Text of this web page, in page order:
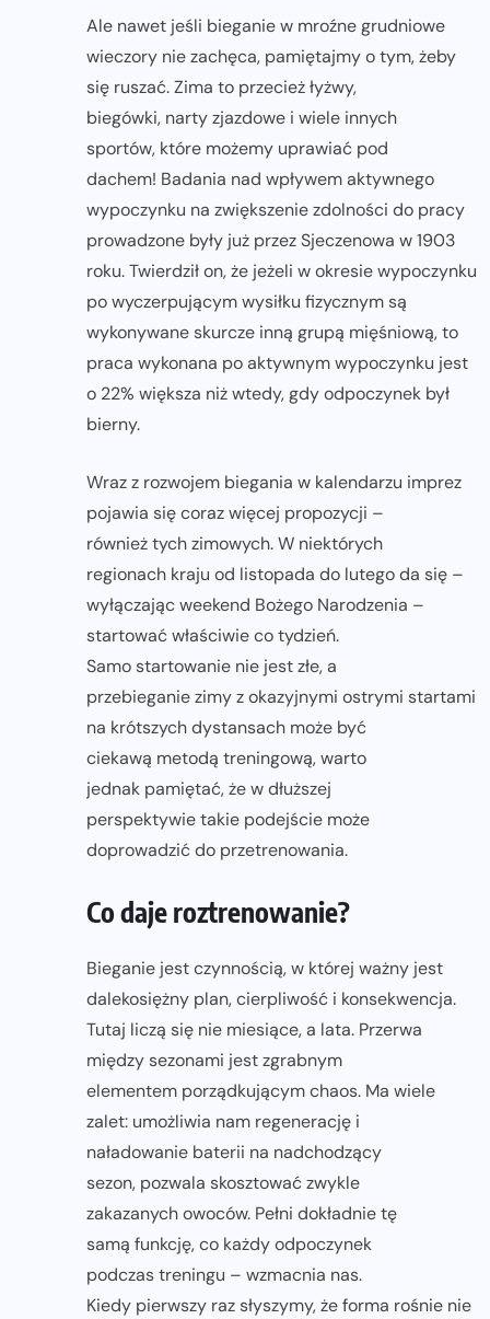
Ale nawet jeśli bieganie w mroźne grudniowe
wieczory nie zachęca, pamiętajmy o tym, żeby
się ruszać. Zima to przecież łyżwy,
biegówki, narty zjazdowe i wiele innych
sportów, które możemy uprawiać pod
dachem! Badania nad wpływem aktywnego
wypoczynku na zwiększenie zdolności do pracy
prowadzone były już przez Sjeczenowa w 1903
roku. Twierdził on, że jeżeli w okresie wypoczynku
po wyczerpującym wysiłku fizycznym są
wykonywane skurcze inną grupą mięśniową, to
praca wykonana po aktywnym wypoczynku jest
o 22% większa niż wtedy, gdy odpoczynek był
bierny.
Wraz z rozwojem biegania w kalendarzu imprez
pojawia się coraz więcej propozycji –
również tych zimowych. W niektórych
regionach kraju od listopada do lutego da się –
wyłączając weekend Bożego Narodzenia –
startować właściwie co tydzień.
Samo startowanie nie jest złe, a
przebieganie zimy z okazyjnymi ostrymi startami
na krótszych dystansach może być
ciekawą metodą treningową, warto
jednak pamiętać, że w dłuższej
perspektywie takie podejście może
doprowadzić do przetrenowania.
Co daje roztrenowanie?
Bieganie jest czynnością, w której ważny jest
dalekosiężny plan, cierpliwość i konsekwencja.
Tutaj liczą się nie miesiące, a lata. Przerwa
między sezonami jest zgrabnym
elementem porządkującym chaos. Ma wiele
zalet: umożliwia nam regenerację i
naładowanie baterii na nadchodzący
sezon, pozwala skosztować zwykle
zakazanych owoców. Pełni dokładnie tę
samą funkcję, co każdy odpoczynek
podczas treningu – wzmacnia nas.
Kiedy pierwszy raz słyszymy, że forma rośnie nie